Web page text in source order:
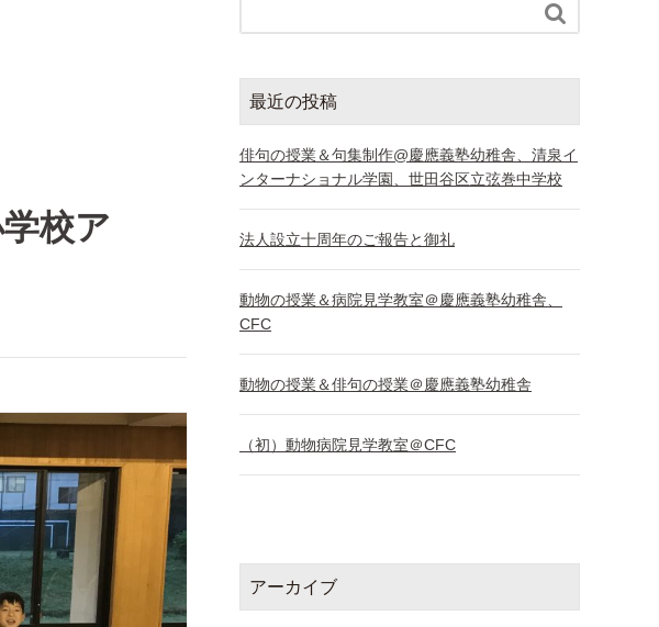
校ア

最近の投稿
俳句の授業＆句集制作@慶應義塾幼稚舎、清泉イ
ンターナショナル学園、世田谷区立弦巻中学校
法人設立十周年のご報告と御礼
動物の授業＆病院見学教室＠慶應義塾幼稚舎、
CFC
動物の授業＆俳句の授業＠慶應義塾幼稚舎
（初）動物病院見学教室＠CFC
アーカイブ